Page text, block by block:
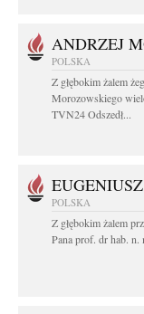
ANDRZEJ
POLSKA
Z głębokim żalem
Morozowskiego
TVN24 Odszedł...
POLSKA
Z głębokim żalem
Pana prof. dr hab. n.